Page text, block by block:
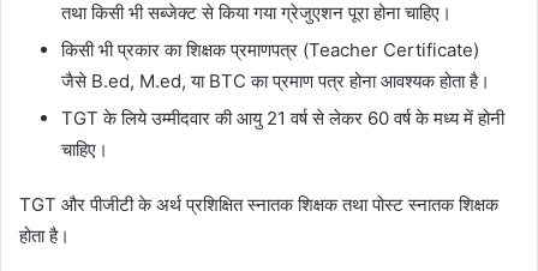
तथा किसी भी सब्जेक्ट से किया गया ग्रेजुएशन पूरा होना चाहिए।
किसी भी प्रकार का शिक्षक प्रमाणपत्र (Teacher Certificate)
जैसे B.ed, M.ed, या BTC का प्रमाण पत्र होना आवश्यक होता है।
TGT के लिये उम्मीदवार की आयु 21 वर्ष से लेकर 60 वर्ष के मध्य में होनी
चाहिए।
TGT और पीजीटी के अर्थ प्रशिक्षित स्नातक शिक्षक तथा पोस्ट स्नातक शिक्षक
होता है।